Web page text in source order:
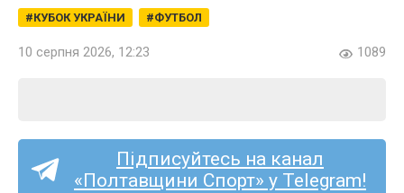
КУБОК УКРАЇНИ ФУТБОЛ
10 серпня 2026, 12:23 1089
Підписуйтесь на канал
«Полтавщини Спорт» у Telegram!